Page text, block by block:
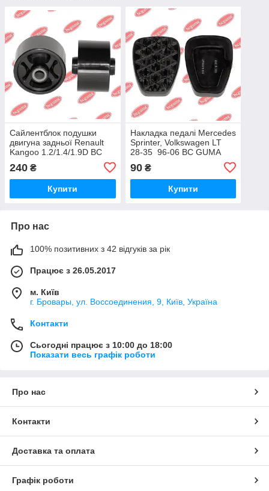
Сайлентблок подушки
двигуна задньої Renault
Kangoo 1.2/1.4/1.9D BC
240 ₴
Купити
Накладка педалі Mercedes
Sprinter, Volkswagen LT
28-35 96-06 BC GUMA
90₴
Купити
Про нас
100% позитивних з 42 відгуків за рік
Працює з 26.05.2017
м. Київ
г. Бровары, ул. Воссоединения, 9, Київ, Україна
Контакти
Сьогодні працює з 10:00 до 18:00
Показати весь графік роботи
Про нас
Контакти
Доставка та оплата
Графік роботи